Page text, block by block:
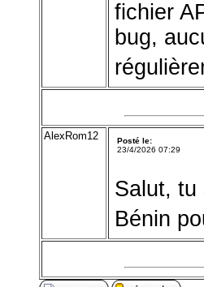
fichier
bug,
AlexRom12
Posté le:
23/4/2026 07:29
Salut, tu
Bénin